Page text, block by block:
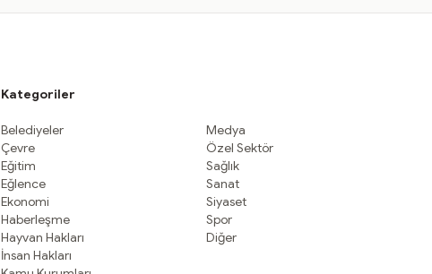
Kategoriler
Belediyeler
Çevre
Eğitim
Eğlence
Ekonomi
Haberleşme
Hayvan Hakları
İnsan Hakları
Medya
Özel Sektör
Sağlık
Sanat
Siyaset
Spor
Diğer